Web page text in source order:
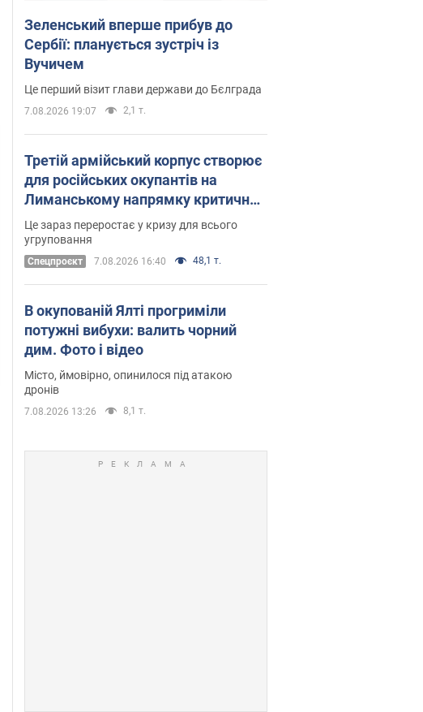
Зеленський вперше прибув до
Сербії: планується зустріч із
Вучичем
Це перший візит глави держави до Бєлграда
7.08.2026 19:07 2,1 т.
Третій армійський корпус створює
для російських окупантів на
Лиманському напрямку критичний
дискомфорт: як це вдалося
Це зараз переростає у кризу для всього
угруповання
Cпецпроєкт 7.08.2026 16:40 48,1 т.
В окупованій Ялті прогриміли
потужні вибухи: валить чорний
дим. Фото і відео
Місто, ймовірно, опинилося під атакою
дронів
7.08.2026 13:26 8,1 т.